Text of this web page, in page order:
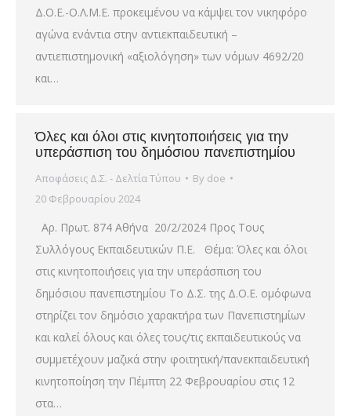
Δ.Ο.Ε.-Ο.Λ.Μ.Ε. προκειμένου να κάμψει τον νικηφόρο
αγώνα ενάντια στην αντιεκπαιδευτική –
αντιεπιστημονική «αξιολόγηση» των νόμων 4692/20
και…
Όλες και όλοι στις κινητοποιήσεις για την
υπεράσπιση του δημόσιου πανεπιστημίου
Αποφάσεις Δ.Σ. - Δελτία Τύπου By doe
20 Φεβρουαρίου 2024
Αρ. Πρωτ. 874 Αθήνα 20/2/2024 Προς Τους
Συλλόγους Εκπαιδευτικών Π.Ε. Θέμα: Όλες και όλοι
στις κινητοποιήσεις για την υπεράσπιση του
δημόσιου πανεπιστημίου Το Δ.Σ. της Δ.Ο.Ε. ομόφωνα
στηρίζει τον δημόσιο χαρακτήρα των Πανεπιστημίων
και καλεί όλους και όλες τους/τις εκπαιδευτικούς να
συμμετέχουν μαζικά στην φοιτητική/πανεκπαιδευτική
κινητοποίηση την Πέμπτη 22 Φεβρουαρίου στις 12
στα…